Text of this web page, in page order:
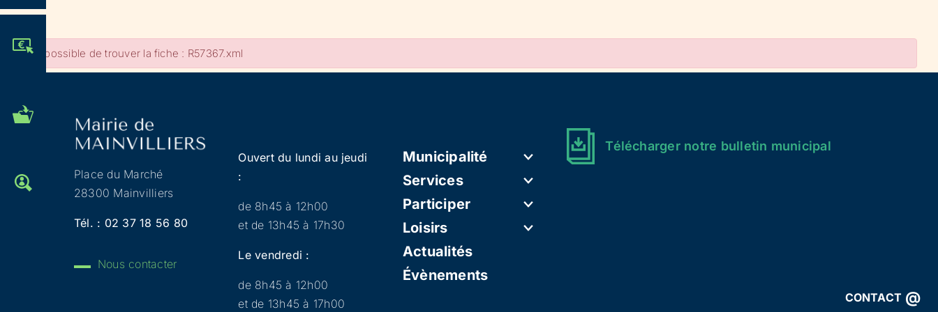
ADMINISTRATIVES
OFFRES D'EMPLOI
CONTACT @
Impossible de trouver la fiche : R57367.xml
Place du Marché
28300 Mainvilliers
Tél. : 02 37 18 56 80
Nous contacter
Ouvert du lundi au jeudi
:
de 8h45 à 12h00
et de 13h45 à 17h30
Le vendredi :
de 8h45 à 12h00
et de 13h45 à 17h00
Municipalité
Services
Participer
Loisirs
Actualités
Évènements
Télécharger notre bulletin municipal